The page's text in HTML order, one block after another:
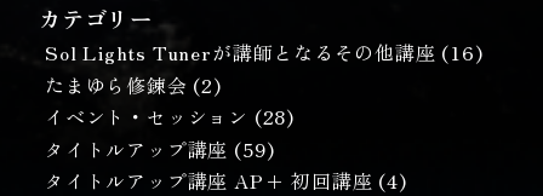
カテゴリー
Sol Lights Tunerが講師となるその他講座 (16)
たまゆら修錬会 (2)
イベント・セッション (28)
タイトルアップ講座 (59)
タイトルアップ講座 AP+ 初回講座 (4)